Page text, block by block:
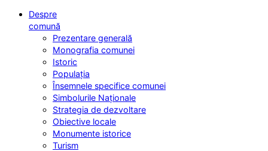
Despre
comună
Prezentare generală
Monografia comunei
Istoric
Populația
Însemnele specifice comunei
Simbolurile Naționale
Strategia de dezvoltare
Obiective locale
Monumente istorice
Turism